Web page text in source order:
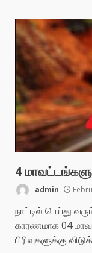
4
admin
நாட்டில் பெய்து
காரணமாக 04
பிரிவுகளுக்கு